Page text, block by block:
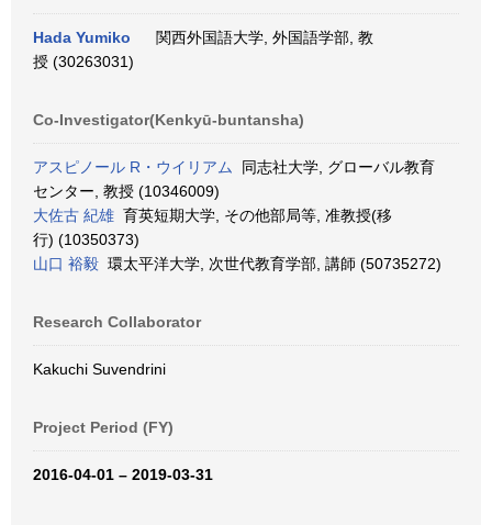
Hada Yumiko
関西外国語大学, 外国語学部, 教
授 (30263031)
Co-Investigator(Kenkyū-buntansha)
アスピノール R・ウイリアム
同志社大学, グローバル教育
センター, 教授 (10346009)
大佐古 紀雄 育英短期大学, その他部局等, 准教授(移
行) (10350373)
山口 裕毅 環太平洋大学, 次世代教育学部, 講師 (50735272)
Research Collaborator
Kakuchi Suvendrini
Project Period (FY)
2016-04-01 – 2019-03-31